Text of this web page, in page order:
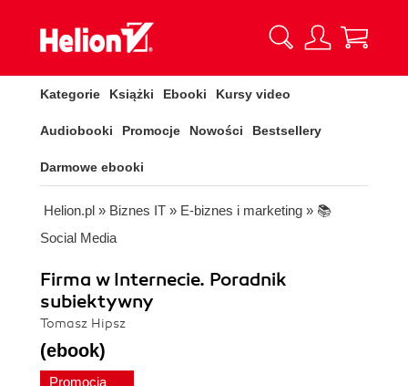
Kategorie Książki Ebooki Kursy video
Audiobooki Promocje Nowości Bestsellery
Darmowe ebooki
Helion.pl » Biznes IT » E-biznes i marketing » 📚
Social Media
Firma w Internecie. Poradnik
subiektywny
Tomasz Hipsz
(ebook)
Promocja